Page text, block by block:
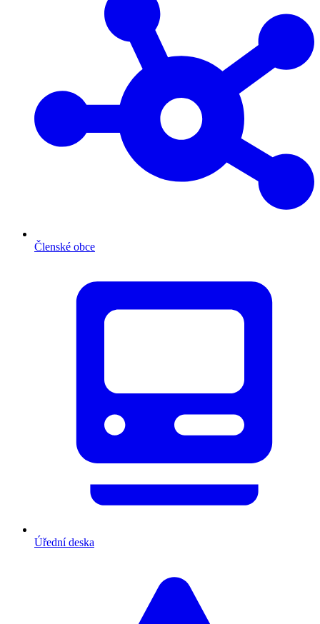
Členské obce
Úřední deska